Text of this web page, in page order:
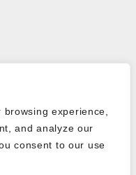
experience,
and analyze our
consent to our use